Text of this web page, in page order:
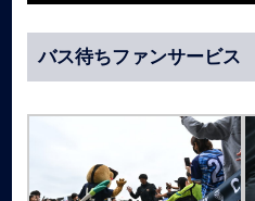
バス待ちファンサービス